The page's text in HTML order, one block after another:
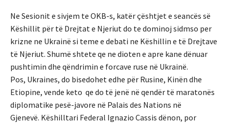
Ne Sesionit e sivjem te OKB-s, katër çështjet e seancës së
Këshillit për të Drejtat e Njeriut do te dominoj sidmso per
krizne ne Ukrainë si teme e debati ne Këshillin e të Drejtave
të Njeriut. Shumë shtete qe ne dioten e apre kane dënuar
pushtimin dhe qëndrimin e forcave ruse në Ukrainë.
Pos, Ukraines, do bisedohet edhe për Rusine, Kinën dhe
Etiopine, vende keto qe do të jenë në qendër të maratonës
diplomatike pesë-javore në Palais des Nations në
Gjenevë. Këshilltari Federal Ignazio Cassis dënon, por